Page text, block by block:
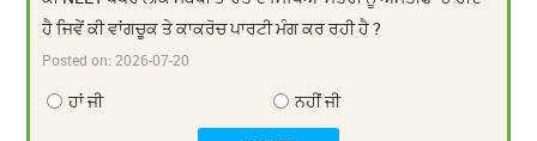
ਹੈ ਜਿਵੇਂ ਕੀ ਵਾਂਗਚੂਕ ਤੇ ਕਾਕਰੋਚ ਪਾਰਟੀ ਮੰਗ ਕਰ ਰਹੀ ਹੈ ?
Posted on: 2026-07-20
ਹਾਂ ਜੀ ਨਹੀਂ ਜੀ